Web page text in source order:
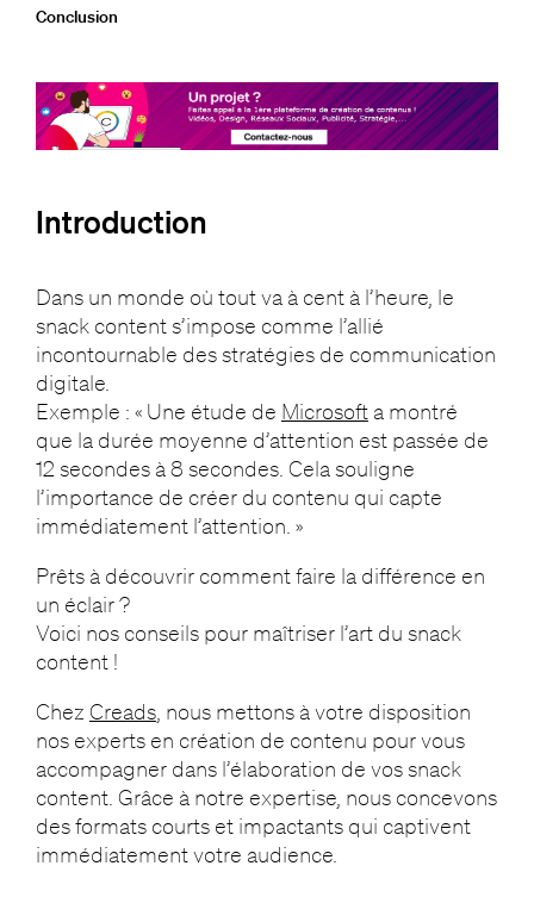
Conclusion
Introduction
Dans un monde où tout va à cent à l’heure, le
snack content s’impose comme l’allié
incontournable des stratégies de communication
digitale.
Exemple : « Une étude de Microsofta montré
que la durée moyenne d’attention est passée de
12 secondes à 8 secondes. Cela souligne
l’importance de créer du contenu qui capte
immédiatement l’attention. »
Prêts à découvrir comment faire la différence en
un éclair ?
Voici nos conseils pour maîtriser l’art du snack
content !
Chez Creads, nous mettons à votre disposition
nos experts en création de contenu pour vous
accompagner dans l’élaboration de vos snack
content. Grâce à notre expertise, nous concevons
des formats courts et impactants qui captivent
immédiatement votre audience.